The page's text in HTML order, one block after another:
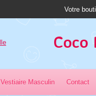
Votre
Coco
Vestiaire Masculin Contact